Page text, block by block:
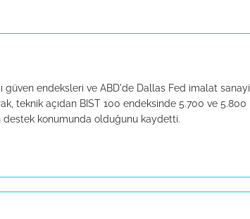
güven endeksleri ve ABD'de Dallas Fed imalat sanayi
teknik açıdan BIST 100 endeksinde 5.700 ve 5.800
destek konumunda olduğunu kaydetti.